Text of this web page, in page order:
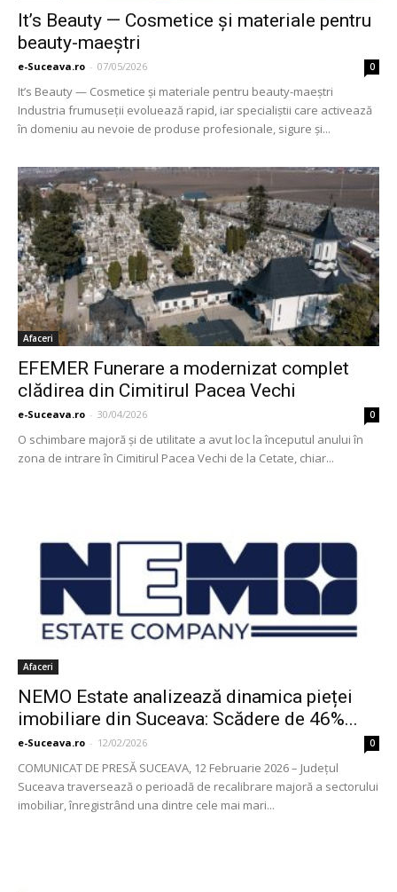
It’s Beauty — Cosmetice și materiale pentru
beauty-maeștri
e-Suceava.ro - 07/05/2026 0
It’s Beauty — Cosmetice și materiale pentru beauty-maeștri
Industria frumuseții evoluează rapid, iar specialiștii care activează
în domeniu au nevoie de produse profesionale, sigure și...
Afaceri
EFEMER Funerare a modernizat complet
clădirea din Cimitirul Pacea Vechi
e-Suceava.ro - 30/04/2026 0
O schimbare majoră şi de utilitate a avut loc la începutul anului în
zona de intrare în Cimitirul Pacea Vechi de la Cetate, chiar...
Afaceri
NEMO Estate analizează dinamica pieței
imobiliare din Suceava: Scădere de 46%...
e-Suceava.ro - 12/02/2026 0
COMUNICAT DE PRESĂ SUCEAVA, 12 Februarie 2026 – Județul
Suceava traversează o perioadă de recalibrare majoră a sectorului
imobiliar, înregistrând una dintre cele mai mari...